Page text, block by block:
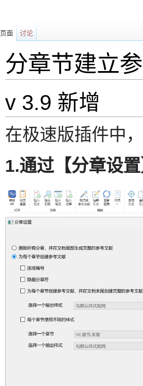
分章节建立
v 3.9 新增
在极速版插件中
1.通过【分章设
页面 讨论